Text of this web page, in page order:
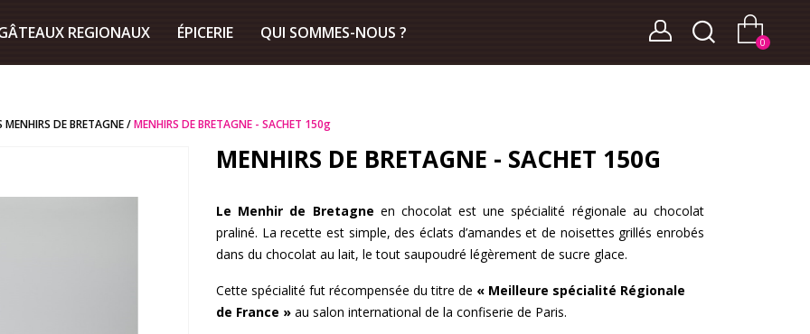
REGIONAUX ÉPICERIE QUI SOMMES-NOUS ? 0
MENHIRS DE BRETAGNE MENHIRS DE BRETAGNE - SACHET 150g
MENHIRS DE BRETAGNE - SACHET 150G
Le Menhir de Bretagne en chocolat est une spécialité régionale au chocolat
praliné. La recette est simple, des éclats d’amandes et de noisettes grillés enrobés
dans du chocolat au lait, le tout saupoudré légèrement de sucre glace.
Cette spécialité fut récompensée du titre de « Meilleure spécialité Régionale
de France » au salon international de la confiserie de Paris.